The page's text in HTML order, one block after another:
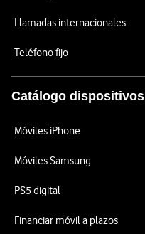
Llamadas internacionales
Teléfono fijo
Catálogo dispositivos
Móviles iPhone
Móviles Samsung
PS5 digital
Financiar móvil a plazos